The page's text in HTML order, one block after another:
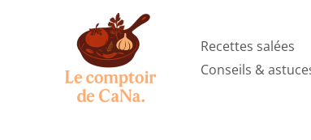
Recettes salées
Conseils &